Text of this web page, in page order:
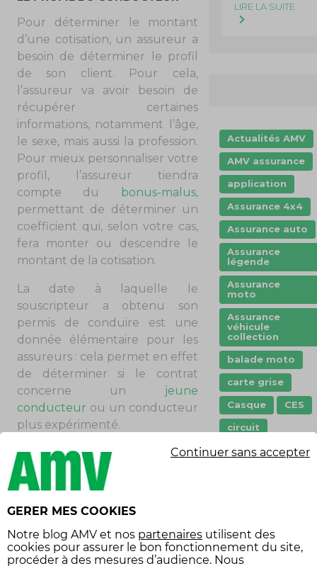
Pour déterminer le montant
d’une cotisation, un assureur a
besoin de déterminer le profil
de son client. Pour cela,
l’assureur va avoir besoin de
récupérer certaines
informations, notamment l’âge,
le sexe, mais aussi la profession.
Pour mieux personnaliser votre
profil, l’assureur tiendra
compte du
bonus-malus,
permettant de déterminer un
coefficient qui, selon votre cas,
fera monter ou descendre le
montant de la cotisation.
La date à laquelle le
souscripteur a obtenu son
permis de conduire est une
donnée élémentaire pour les
assureurs : cela permet en effet
de déterminer si le contrat
concerne un
jeune
conducteur ou un conducteur
plus expérimenté.
PRIME D’ASSURANCE : LES
DONNÉES DU VÉHICULE ET LE
LIEU DE GARAGE
Le modèle du véhicule, sa
puissance, le nombre de
kilomètres au compteur et la
LIRE LA SUITE
Actualités AMV
AMV assurance
application
Assurance 4x4
Assurance auto
Assurance
légende
Assurance
moto
Assurance
véhicule
collection
balade moto
carte grise
Casque
CES
circuit
code de la
route
covoiturage
créneau
GERER MES COOKIES
Notre blog AMV et nos partenaires utilisent des
cookies pour assurer le bon fonctionnement du site,
procéder à des mesures d’audience. Nous
Continuer sans accepter